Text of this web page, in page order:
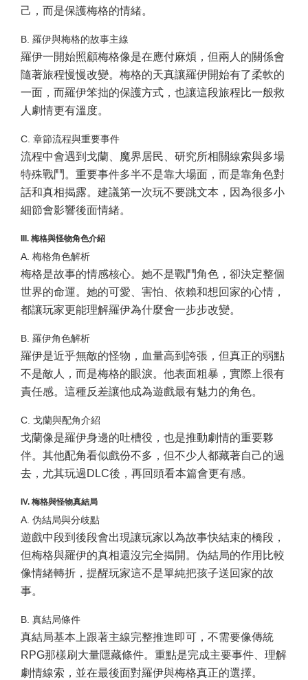
己，而是保護梅格的情緒。
B. 羅伊與梅格的故事主線
羅伊一開始照顧梅格像是在應付麻煩，但兩人的關係會
隨著旅程慢慢改變。梅格的天真讓羅伊開始有了柔軟的
一面，而羅伊笨拙的保護方式，也讓這段旅程比一般救
人劇情更有溫度。
C. 章節流程與重要事件
流程中會遇到戈蘭、魔界居民、研究所相關線索與多場
特殊戰鬥。重要事件多半不是靠大場面，而是靠角色對
話和真相揭露。建議第一次玩不要跳文本，因為很多小
細節會影響後面情緒。
III. 梅格與怪物角色介紹
A. 梅格角色解析
梅格是故事的情感核心。她不是戰鬥角色，卻決定整個
世界的命運。她的可愛、害怕、依賴和想回家的心情，
都讓玩家更能理解羅伊為什麼會一步步改變。
B. 羅伊角色解析
羅伊是近乎無敵的怪物，血量高到誇張，但真正的弱點
不是敵人，而是梅格的眼淚。他表面粗暴，實際上很有
責任感。這種反差讓他成為遊戲最有魅力的角色。
C. 戈蘭與配角介紹
戈蘭像是羅伊身邊的吐槽役，也是推動劇情的重要夥
伴。其他配角看似戲份不多，但不少人都藏著自己的過
去，尤其玩過DLC後，再回頭看本篇會更有感。
IV. 梅格與怪物真結局
A. 伪結局與分歧點
遊戲中段到後段會出現讓玩家以為故事快結束的橋段，
但梅格與羅伊的真相還沒完全揭開。伪結局的作用比較
像情緒轉折，提醒玩家這不是單純把孩子送回家的故
事。
B. 真結局條件
真結局基本上跟著主線完整推進即可，不需要像傳統
RPG那樣刷大量隱藏條件。重點是完成主要事件、理解
劇情線索，並在最後面對羅伊與梅格真正的選擇。